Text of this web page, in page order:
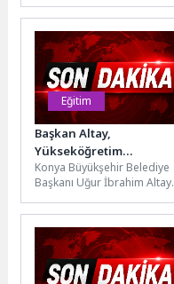
Türkiye'nin en iyi bilim...
Eğitim
Başkan Altay,
Yükseköğretim
Kurumları Sınavı’na
Girecek Tüm Gençlere
Başarılar Diledi
Konya Büyükşehir Belediye
Başkanı Uğur İbrahim Altay,
Haziran Pazar günü...